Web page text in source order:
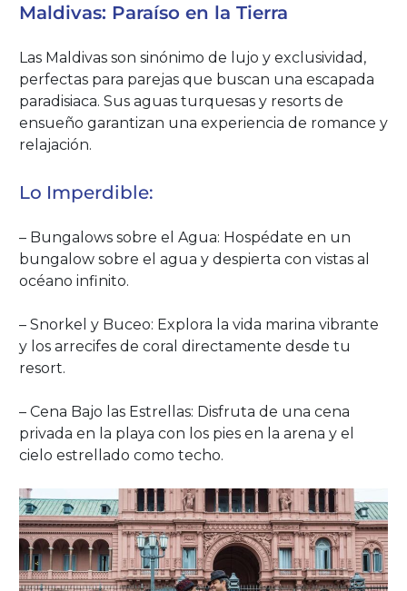
Maldivas: Paraíso en la Tierra
Las Maldivas son sinónimo de lujo y exclusividad,
perfectas para parejas que buscan una escapada
paradisiaca. Sus aguas turquesas y resorts de
ensueño garantizan una experiencia de romance y
relajación.
Lo Imperdible:
– Bungalows sobre el Agua: Hospédate en un
bungalow sobre el agua y despierta con vistas al
océano infinito.
– Snorkel y Buceo: Explora la vida marina vibrante
y los arrecifes de coral directamente desde tu
resort.
– Cena Bajo las Estrellas: Disfruta de una cena
privada en la playa con los pies en la arena y el
cielo estrellado como techo.